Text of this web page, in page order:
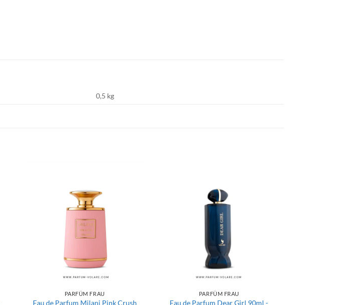
0,5 kg
PARFÜM FRAU
Eau de Parfum Milani Pink Crush
PARFÜM FRAU
Eau de Parfum Dear Girl 90ml -